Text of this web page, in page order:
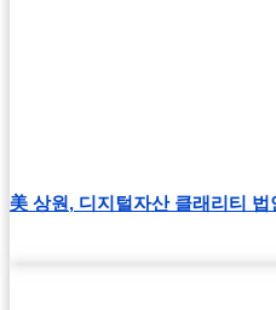
美 상원, 디지털자산 클래리티